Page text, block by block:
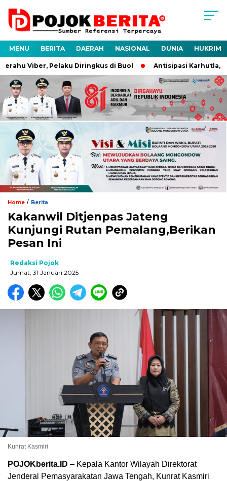
MENU BERITA DAERAH NASIONAL DUNIA HUKRIM
Viber, Pelaku Diringkus di Buol Antisipasi Karhutla,
Home / Berita
Kakanwil Ditjenpas Jateng
Kunjungi Rutan Pemalang,Berikan
Pesan Ini
Redaksi Pojok
Jumat, 31 Januari 2025
Kunrat Kasmiri
POJOKberita.ID – Kepala Kantor Wilayah Direktorat
Jenderal Pemasyarakatan Jawa Tengah, Kunrat Kasmiri